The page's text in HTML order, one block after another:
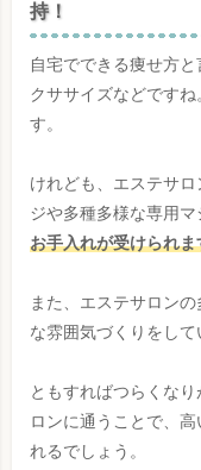
持！
自宅でできる痩せ方
クササイズなどです
す。
けれども、エステサ
ジや多種多様な専用マ
お手入れが受けられま
また、エステサロン
な雰囲気づくりをして
ともすればつらくな
ロンに通うことで、
れるでしょう。